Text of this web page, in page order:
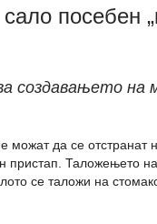
посебен
на
можат да се
Таложењето
се таложи на